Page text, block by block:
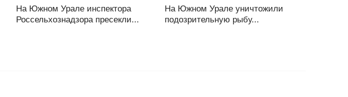
На Южном Урале инспектора
Россельхознадзора пресекли...
На Южном Урале уничтожили
подозрительную рыбу...